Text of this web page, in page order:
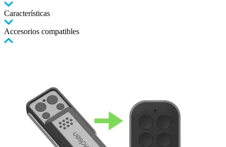
Características
Accesorios compatibles